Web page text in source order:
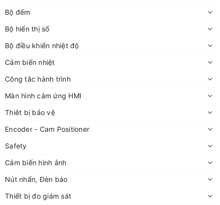
Bộ đếm
Bộ hiển thị số
Bộ điều khiển nhiệt độ
Cảm biến nhiệt
Công tắc hành trình
Màn hình cảm ứng HMI
Thiêt bị bảo vệ
Encoder - Cam Positioner
Safety
Cảm biến hình ảnh
Nút nhấn, Đèn báo
Thiết bị đo giám sát